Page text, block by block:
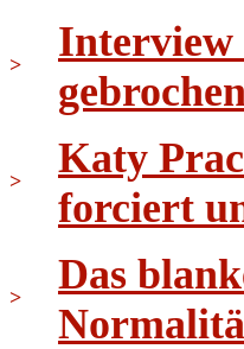
>
Interview
>
Katy
forciert
>
Das